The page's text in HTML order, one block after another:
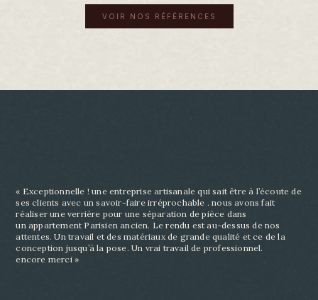
VOIR NOS RÉFÉRENCES
« Exceptionnelle ! une entreprise artisanale qui sait être à l’écoute de
ses clients avec un savoir-faire irréprochable . nous avons fait
réaliser une verrière pour une séparation de pièce dans
un appartement Parisien ancien. Le rendu est au-dessus de nos
attentes. Un travail et des matériaux de grande qualité et ce de la
conception jusqu’à la pose. Un vrai travail de professionnel.
encore merci »